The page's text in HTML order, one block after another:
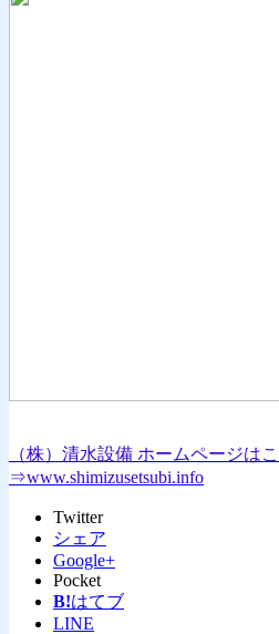
（株）清水設備 ホームページは
⇒www.shimizusetsubi.info
Twitter
シェア
Google+
Pocket
B!はてブ
LINE